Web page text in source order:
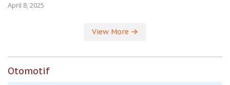
April 8, 2025
View More
Otomotif